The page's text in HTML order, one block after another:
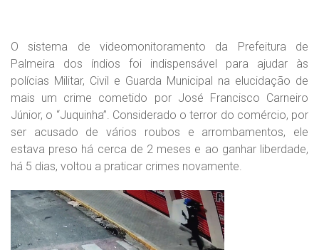
O sistema de videomonitoramento da Prefeitura de
Palmeira dos índios foi indispensável para ajudar às
polícias Militar, Civil e Guarda Municipal na elucidação de
mais um crime cometido por José Francisco Carneiro
Júnior, o “Juquinha”. Considerado o terror do comércio, por
ser acusado de vários roubos e arrombamentos, ele
estava preso há cerca de 2 meses e ao ganhar liberdade,
há 5 dias, voltou a praticar crimes novamente.